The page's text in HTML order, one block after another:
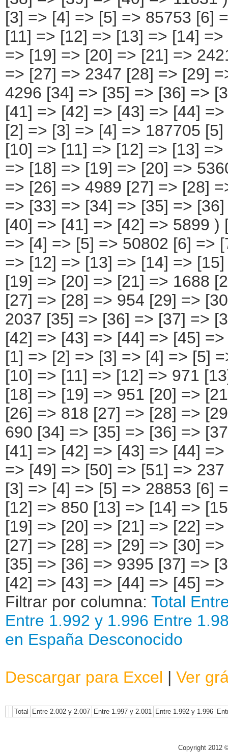
Filtrar por columna: Total
Entre 1.992 y 1.996 Entre
en España Desconocido
Descargar para Excel | Ver
Total Entre 2.002 y 2.007 Entre 1.997 y 2.001 Entre 1.992 y 1.996
Copyright 2012